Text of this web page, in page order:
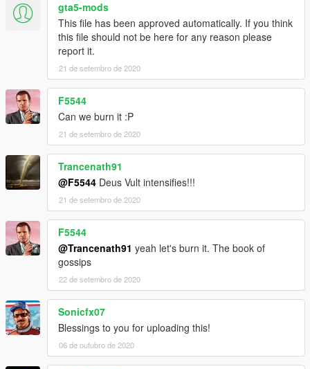
gta5-mods
This file has been approved automatically. If you think
this file should not be here for any reason please
report it.
21 de setembro de 2020
F5544
Can we burn it :P
21 de setembro de 2020
Trancenath91
@F5544 Deus Vult intensifies!!!
21 de setembro de 2020
F5544
@Trancenath91 yeah let's burn it. The book of
gossips
22 de setembro de 2020
Sonicfx07
Blessings to you for uploading this!
06 de outubro de 2020